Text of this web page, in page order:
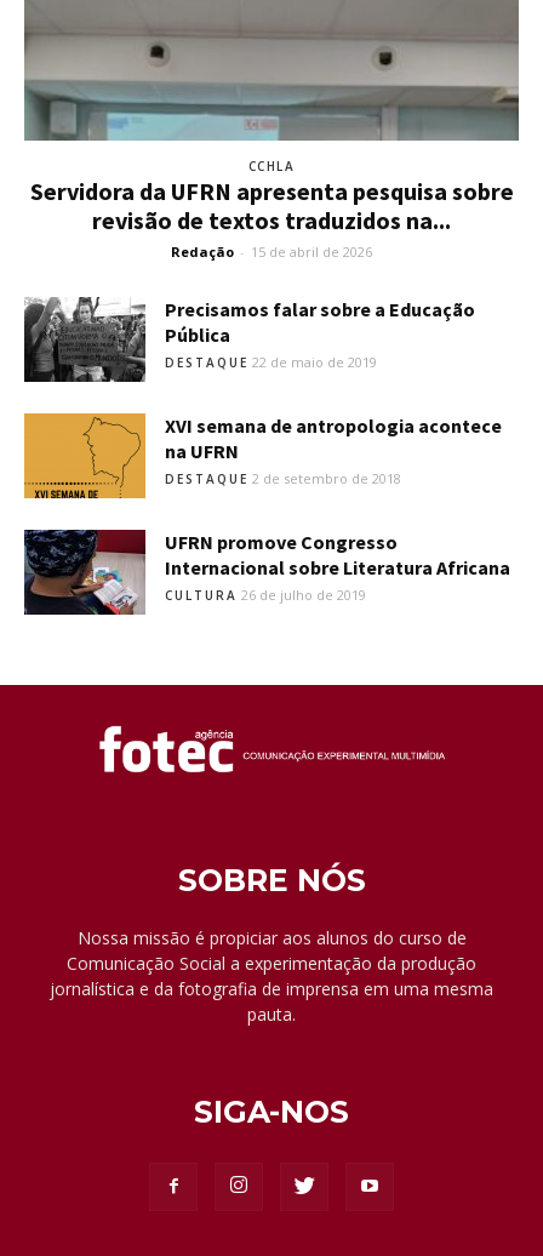
CCHLA
Servidora da UFRN apresenta pesquisa sobre
revisão de textos traduzidos na...
Redação - 15 de abril de 2026
Precisamos falar sobre a Educação
Pública
DESTAQUE 22 de maio de 2019
XVI semana de antropologia acontece
na UFRN
DESTAQUE 2 de setembro de 2018
UFRN promove Congresso
Internacional sobre Literatura Africana
CULTURA 26 de julho de 2019
SOBRE NÓS
Nossa missão é propiciar aos alunos do curso de
Comunicação Social a experimentação da produção
jornalística e da fotografia de imprensa em uma mesma
pauta.
SIGA-NOS